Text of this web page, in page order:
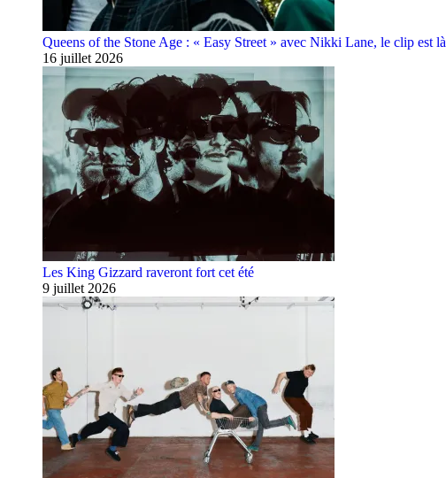
Queens of the Stone Age : « Easy Street » avec Nikki Lane, le clip est là
16 juillet 2026
Les King Gizzard raveront fort cet été
9 juillet 2026